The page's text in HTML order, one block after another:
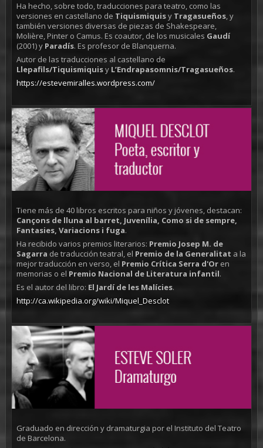
Ha hecho, sobre todo, traducciones para teatro, como las
versiones en castellano de Tiquismiquisy Tragasueños, y
también versiones diversas de piezas de Shakespeare,
Molière, Pinter o Camus. Es coautor, de los musicales Gaudí
(2001) y Paradís. Es profesor de Blanquerna.
Autor de las traducciones al castellano de
Llepafils/Tiquismiquisy L’Endrapasomnis/Tragasueños.
https://estevemiralles.wordpress.com/
Tiene más de 40 libros escritos para niños y jóvenes, destacan:
Cançons de lluna al barret, Juvenília, Como si de sempre,
Fantasies, Variacions i fuga.
Ha recibido varios premios literarios: Premio Josep M. de
Sagarra de traducción teatral, el Premio de la Generalitat a la
mejor traducción en verso, el Premio Crítica Serra d'Oren
memorias o el Premio Nacional de Literatura infantil.
Es el autor del libro: El Jardí de les Malícies.
http://ca.wikipedia.org/wiki/Miquel_Desclot
Graduado en dirección y dramaturgia por el Instituto del Teatro
de Barcelona.